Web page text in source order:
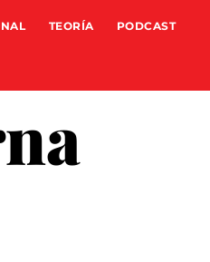
TEORÍA PODCAST